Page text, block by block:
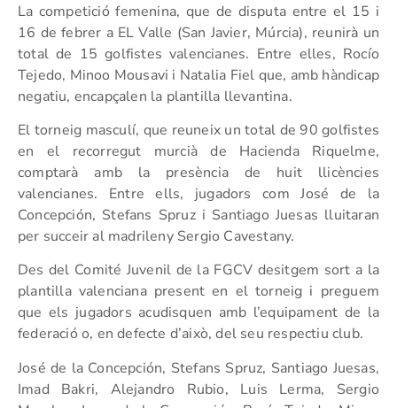
La competició femenina, que de disputa entre el 15 i
16 de febrer a EL Valle (San Javier, Múrcia), reunirà un
total de 15 golfistes valencianes. Entre elles, Rocío
Tejedo, Minoo Mousavi i Natalia Fiel que, amb hàndicap
negatiu, encapçalen la plantilla llevantina.
El torneig masculí, que reuneix un total de 90 golfistes
en el recorregut murcià de Hacienda Riquelme,
comptarà amb la presència de huit llicències
valencianes. Entre ells, jugadors com José de la
Concepción, Stefans Spruz i Santiago Juesas lluitaran
per succeir al madrileny Sergio Cavestany.
Des del Comité Juvenil de la FGCV desitgem sort a la
plantilla valenciana present en el torneig i preguem
que els jugadors acudisquen amb l’equipament de la
federació o, en defecte d’això, del seu respectiu club.
José de la Concepción, Stefans Spruz, Santiago Juesas,
Imad Bakri, Alejandro Rubio, Luis Lerma, Sergio